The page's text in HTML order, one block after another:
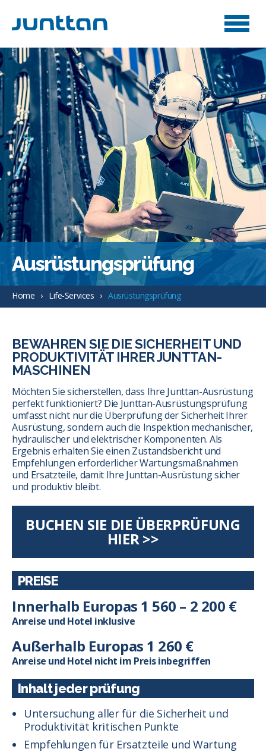
Ausrüstungsprüfung
Home Life-Services Ausrüstungsprüfung
BEWAHREN SIE DIE SICHERHEIT UND
PRODUKTIVITÄT IHRER JUNTTAN-
MASCHINEN
Möchten Sie sicherstellen, dass Ihre Junttan-Ausrüstung
perfekt funktioniert? Die Junttan-Ausrüstungsprüfung
umfasst nicht nur die Überprüfung der Sicherheit Ihrer
Ausrüstung, sondern auch die Inspektion mechanischer,
hydraulischer und elektrischer Komponenten. Als
Ergebnis erhalten Sie einen Zustandsbericht und
Empfehlungen erforderlicher Wartungsmaßnahmen
und Ersatzteile, damit Ihre Junttan-Ausrüstung sicher
und produktiv bleibt.
BUCHEN SIE DIE ÜBERPRÜFUNG
HIER >>
PREISE
Innerhalb Europas 1 560 – 2 200 €
Anreise und Hotel inklusive
Außerhalb Europas 1 260 €
Anreise und Hotel nicht im Preis inbegriffen
Inhalt jeder prüfung
Untersuchung aller für die Sicherheit und
Produktivität kritischen Punkte
Empfehlungen für Ersatzteile und Wartung